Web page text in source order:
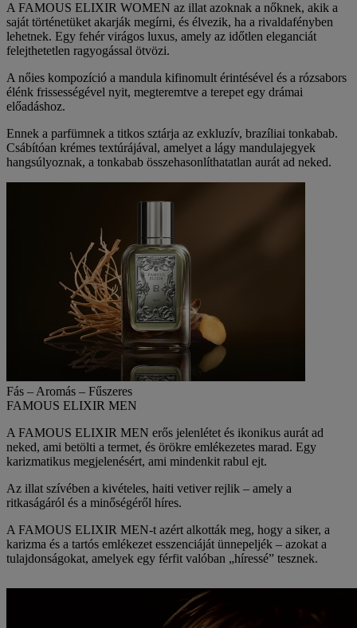
A FAMOUS ELIXIR WOMEN az illat azoknak a nőknek, akik a
saját történetüket akarják megírni, és élvezik, ha a rivaldafényben
lehetnek. Egy fehér virágos luxus, amely az időtlen eleganciát
felejthetetlen ragyogással ötvözi.
A nőies kompozíció a mandula kifinomult érintésével és a rózsabors
élénk frissességével nyit, megteremtve a terepet egy drámai
előadáshoz.
Ennek a parfümnek a titkos sztárja az exkluzív, brazíliai tonkabab.
Csábítóan krémes textúrájával, amelyet a lágy mandulajegyek
hangsúlyoznak, a tonkabab összehasonlíthatatlan aurát ad neked.
Fás – Aromás – Fűszeres
FAMOUS ELIXIR MEN
A FAMOUS ELIXIR MEN erős jelenlétet és ikonikus aurát ad
neked, ami betölti a termet, és örökre emlékezetes marad. Egy
karizmatikus megjelenésért, ami mindenkit rabul ejt.
Az illat szívében a kivételes, haiti vetiver rejlik – amely a
ritkaságáról és a minőségéről híres.
A FAMOUS ELIXIR MEN-t azért alkották meg, hogy a siker, a
karizma és a tartós emlékezet esszenciáját ünnepeljék – azokat a
tulajdonságokat, amelyek egy férfit valóban „híressé” tesznek.